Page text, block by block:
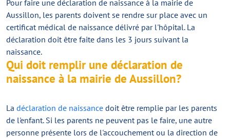
Pour faire une déclaration de naissance à la mairie de
Aussillon, les parents doivent se rendre sur place avec un
certificat médical de naissance délivré par l'hôpital. La
déclaration doit être faite dans les 3 jours suivant la
naissance.
Qui doit remplir une déclaration de
naissance à la mairie de Aussillon?
La déclaration de naissance doit être remplie par les parents
de l'enfant. Si les parents ne peuvent pas le faire, une autre
personne présente lors de l'accouchement ou la direction de